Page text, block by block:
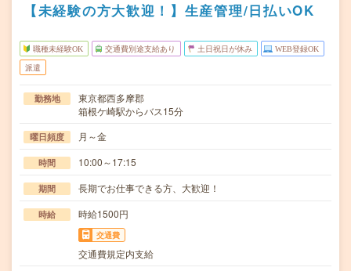
【未経験の方大歓迎！】生産管理/日払いOK
職種未経験OK 交通費別途支給あり 土日祝日が休み WEB登録OK
派遣
勤務地
東京都西多摩郡
箱根ケ崎駅からバス15分
曜日頻度 月～金
時間 10:00～17:15
期間 長期でお仕事できる方、大歓迎！
時給 時給1500円
交通費
交通費規定内支給